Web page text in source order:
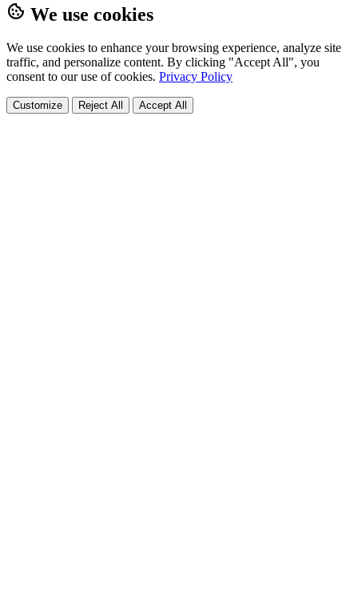
We use cookies
We use cookies to enhance your browsing experience, analyze site
traffic, and personalize content. By clicking "Accept All", you
consent to our use of cookies. Privacy Policy
Customize Reject All Accept All